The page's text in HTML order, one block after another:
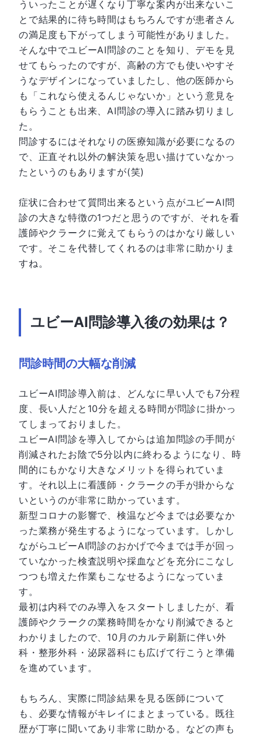
ういったことが遅くなり丁寧な案内が出来ないこ
とで結果的に待ち時間はもちろんですが患者さん
の満足度も下がってしまう可能性がありました。
そんな中でユビーAI問診のことを知り、デモを見
せてもらったのですが、高齢の方でも使いやすそ
うなデザインになっていましたし、他の医師から
も「これなら使えるんじゃないか」という意見を
もらうことも出来、AI問診の導入に踏み切りまし
た。
問診するにはそれなりの医療知識が必要になるの
で、正直それ以外の解決策を思い描けていなかっ
たというのもありますが(笑)
症状に合わせて質問出来るという点がユビーAI問
診の大きな特徴の1つだと思うのですが、それを看
護師やクラークに覚えてもらうのはかなり厳しい
です。そこを代替してくれるのは非常に助かりま
すね。
ユビーAI問診導入後の効果は？
問診時間の大幅な削減
ユビーAI問診導入前は、どんなに早い人でも7分程
度、長い人だと10分を超える時間が問診に掛かっ
てしまっておりました。
ユビーAI問診を導入してからは追加問診の手間が
削減されたお陰で5分以内に終わるようになり、時
間的にもかなり大きなメリットを得られていま
す。それ以上に看護師・クラークの手が掛からな
いというのが非常に助かっています。
新型コロナの影響で、検温など今までは必要なか
った業務が発生するようになっています。しかし
ながらユビーAI問診のおかげで今までは手が回っ
ていなかった検査説明や採血などを充分にこなし
つつも増えた作業もこなせるようになっていま
す。
最初は内科でのみ導入をスタートしましたが、看
護師やクラークの業務時間をかなり削減できると
わかりましたので、10月のカルテ刷新に伴い外
科・整形外科・泌尿器科にも広げて行こうと準備
を進めています。
もちろん、実際に問診結果を見る医師について
も、必要な情報がキレイにまとまっている。既往
歴が丁寧に聞いてあり非常に助かる。などの声も